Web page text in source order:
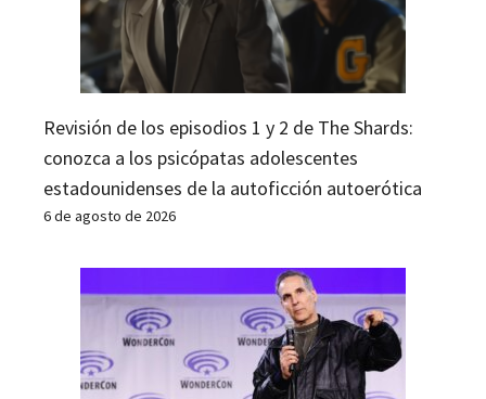
Revisión de los episodios 1 y 2 de The Shards:
conozca a los psicópatas adolescentes
estadounidenses de la autoficción autoerótica
6 de agosto de 2026